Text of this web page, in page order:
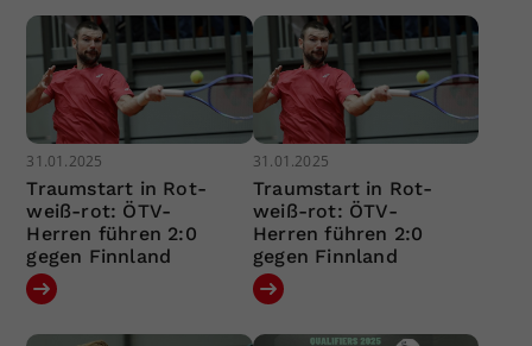
31.01.2025
Traumstart in Rot-
weiß-rot: ÖTV-
Herren führen 2:0
gegen Finnland
31.01.2025
Traumstart in Rot-
weiß-rot: ÖTV-
Herren führen 2:0
gegen Finnland